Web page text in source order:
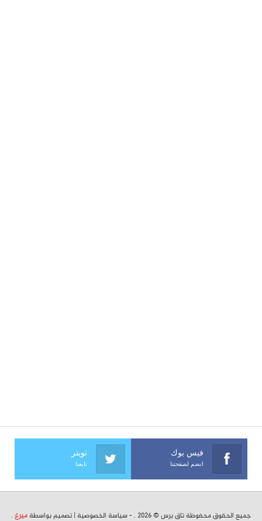
فيس بوك
انضم لصفحتنا
تويتر
تابعنا
جميع الحقوق محفوظة تاق برس © 2026 . - سياسة الخصوصية | تصميم بواسطة ميرغ .